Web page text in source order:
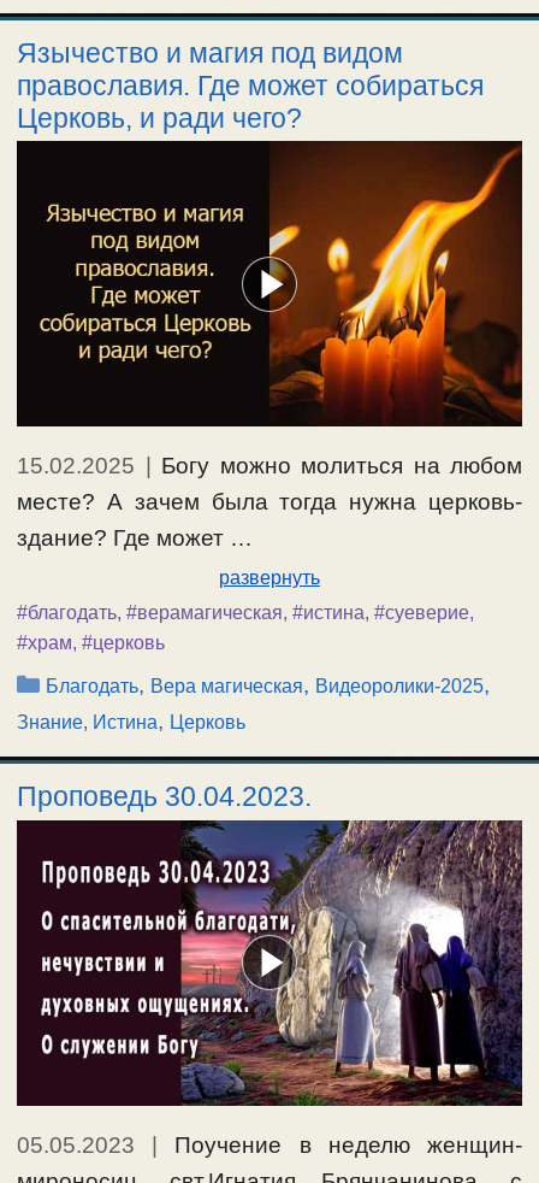
Язычество и магия под видом
православия. Где может собираться
Церковь, и ради чего?
15.02.2025
Богу можно молиться на любом
месте? А зачем была тогда нужна церковь-
здание? Где может …
развернуть
#благодать, #верамагическая, #истина, #суеверие,
#храм, #церковь
Рубрики
Благодать, Вера магическая, Видеоролики-2025,
Знание, Истина, Церковь
Проповедь 30.04.2023.
05.05.2023
Поучение в неделю женщин-